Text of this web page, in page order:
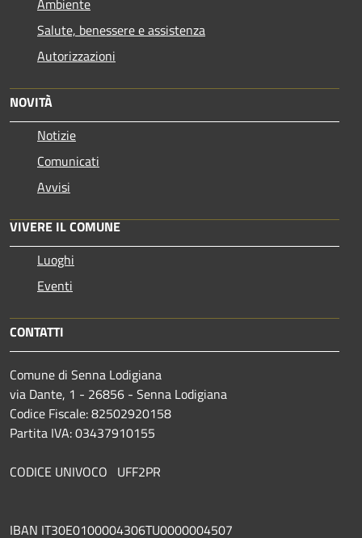
Ambiente
Salute, benessere e assistenza
Autorizzazioni
NOVITÀ
Notizie
Comunicati
Avvisi
VIVERE IL COMUNE
Luoghi
Eventi
CONTATTI
Comune di Senna Lodigiana
via Dante, 1 - 26856 - Senna Lodigiana
Codice Fiscale: 82502920158
Partita IVA: 03437910155
CODICE UNIVOCO UFF2PR
IBAN IT30E0100004306TU0000004507